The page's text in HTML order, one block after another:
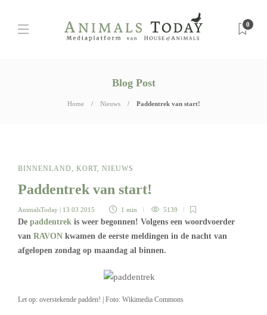
0
Blog Post
Home Nieuws Paddentrek van start!
BINNENLAND, KORT, NIEUWS
Paddentrek van start!
AnimalsToday | 13 03 2015 1 min 5139
De paddentrek is weer begonnen! Volgens een woordvoerder
van RAVON kwamen de eerste meldingen in de nacht van
afgelopen zondag op maandag al binnen.
Let op: overstekende padden! | Foto: Wikimedia Commons